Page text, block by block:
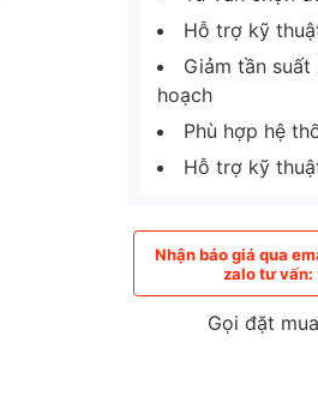
Hỗ trợ kỹ
Giảm tần
hoạch
Phù hợp hệ
Hỗ trợ kỹ
Nhận báo giá qua
zalo tư vấn:
Gọi đặt